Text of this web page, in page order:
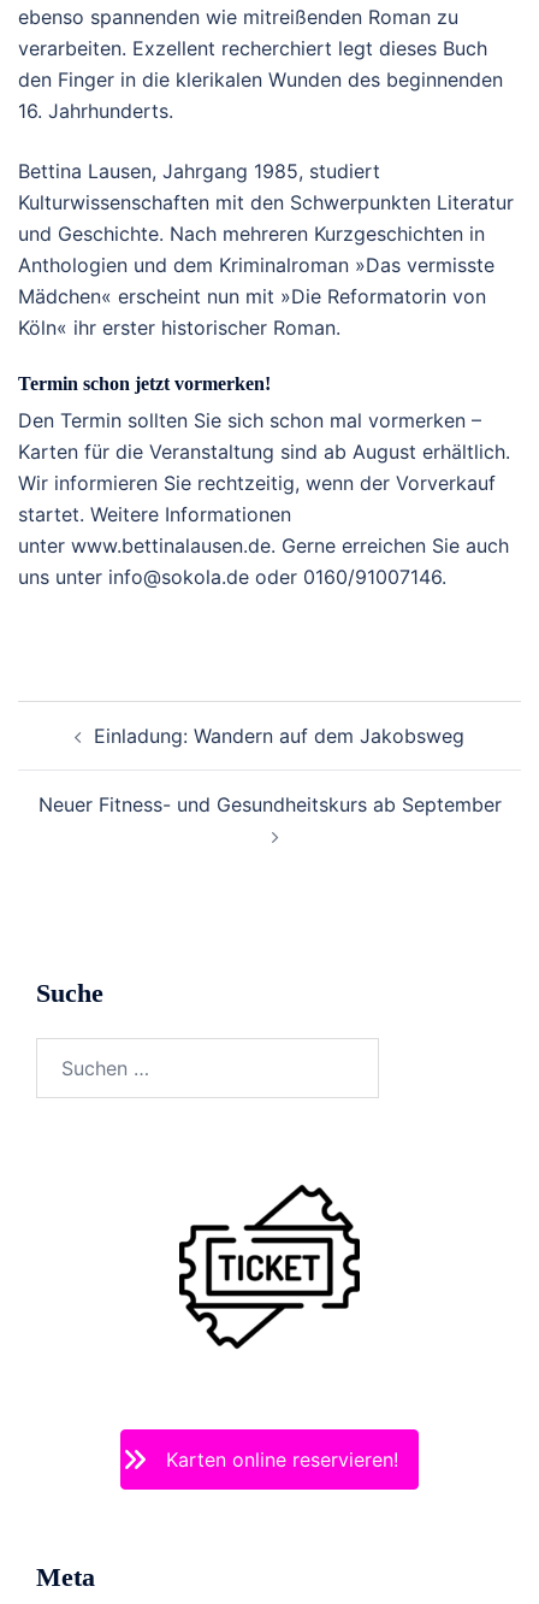
ebenso spannenden wie mitreißenden Roman zu
verarbeiten. Exzellent recherchiert legt dieses Buch
den Finger in die klerikalen Wunden des beginnenden
16. Jahrhunderts.
Bettina Lausen, Jahrgang 1985, studiert
Kulturwissenschaften mit den Schwerpunkten Literatur
und Geschichte. Nach mehreren Kurzgeschichten in
Anthologien und dem Kriminalroman »Das vermisste
Mädchen« erscheint nun mit »Die Reformatorin von
Köln« ihr erster historischer Roman.
Termin schon jetzt vormerken!
Den Termin sollten Sie sich schon mal vormerken –
Karten für die Veranstaltung sind ab August erhältlich.
Wir informieren Sie rechtzeitig, wenn der Vorverkauf
startet. Weitere Informationen
unter www.bettinalausen.de. Gerne erreichen Sie auch
uns unter info@sokola.de oder 0160/91007146.
Einladung: Wandern auf dem Jakobsweg
Neuer Fitness- und Gesundheitskurs ab September
Suche
Karten online reservieren!
Meta